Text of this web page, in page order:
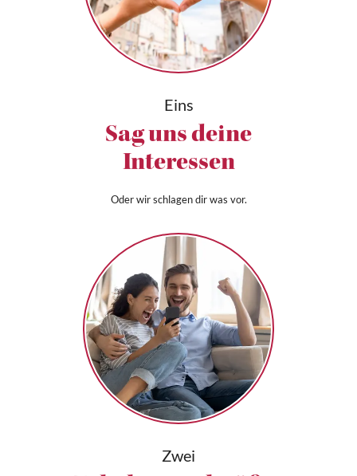
Eins
Sag uns deine
Interessen
Oder wir schlagen dir was vor.
Zwei